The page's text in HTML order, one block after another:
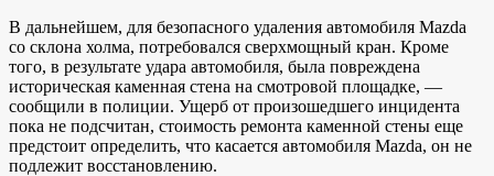
В дальнейшем, для безопасного удаления автомобиля Mazda
со склона холма, потребовался сверхмощный кран. Кроме
того, в результате удара автомобиля, была повреждена
историческая каменная стена на смотровой площадке, —
сообщили в полиции. Ущерб от произошедшего инцидента
пока не подсчитан, стоимость ремонта каменной стены еще
предстоит определить, что касается автомобиля Mazda, он не
подлежит восстановлению.